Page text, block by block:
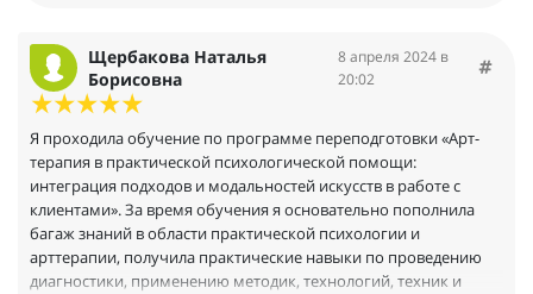
Щербакова Наталья
Борисовна
8 апреля 2024 в
20:02
Я проходила обучение по программе переподготовки «Арт-
терапия в практической психологической помощи:
интеграция подходов и модальностей искусств в работе с
клиентами». За время обучения я основательно пополнила
багаж знаний в области практической психологии и
арттерапии, получила практические навыки по проведению
диагностики, применению методик, технологий, техник и